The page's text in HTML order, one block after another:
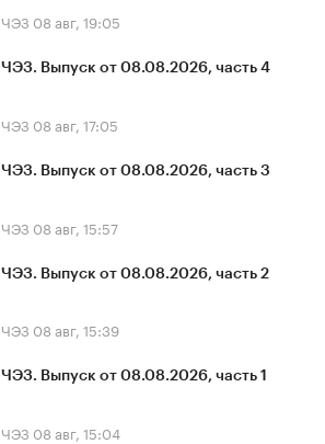
ЧЭЗ 08 авг, 19:05
ЧЭЗ. Выпуск от 08.08.2026, часть 4
ЧЭЗ 08 авг, 17:05
ЧЭЗ. Выпуск от 08.08.2026, часть 3
ЧЭЗ 08 авг, 15:57
ЧЭЗ. Выпуск от 08.08.2026, часть 2
ЧЭЗ 08 авг, 15:39
ЧЭЗ. Выпуск от 08.08.2026, часть 1
ЧЭЗ 08 авг, 15:04